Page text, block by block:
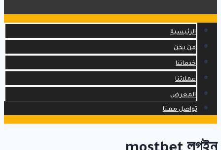
الرئيسية
من نحن
خدماتنا
عملائنا
المعرض
تواصل معنا